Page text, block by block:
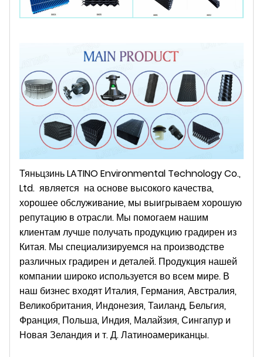
Тяньцзинь LATINO Environmental Technology Co.,
Ltd. является на основе высокого качества,
хорошее обслуживание, мы выигрываем хорошую
репутацию в отрасли. Мы помогаем нашим
клиентам лучше получать продукцию градирен из
Китая. Мы специализируемся на производстве
различных градирен и деталей. Продукция нашей
компании широко используется во всем мире. В
наш бизнес входят Италия, Германия, Австралия,
Великобритания, Индонезия, Таиланд, Бельгия,
Франция, Польша, Индия, Малайзия, Сингапур и
Новая Зеландия и т. Д.Латиноамериканцы.